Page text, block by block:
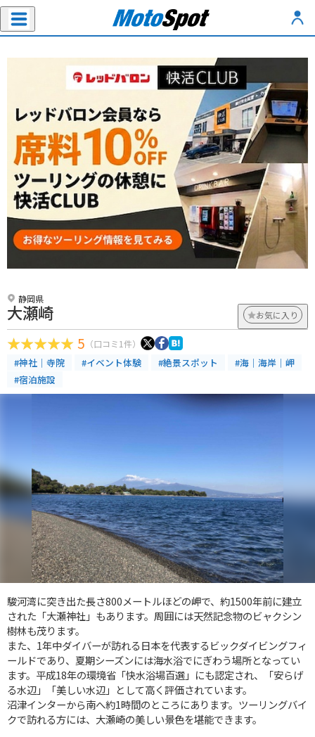
静岡県
大瀬崎 お気に入り
5 （口コミ1件）
#神社｜寺院 #イベント体験 #絶景スポット
#海｜海岸｜岬
#宿泊施設
駿河湾に突き出た長さ800メートルほどの岬で、約1500年前に建立
された「大瀬神社」もあります。周囲には天然記念物のビャクシン
樹林も茂ります。
また、1年中ダイバーが訪れる日本を代表するビックダイビングフィ
ールドであり、夏期シーズンには海水浴でにぎわう場所となってい
ます。平成18年の環境省「快水浴場百選」にも認定され、「安らげ
る水辺」「美しい水辺」として高く評価されています。
沼津インターから南へ約1時間のところにあります。ツーリングバイ
クで訪れる方には、大瀬崎の美しい景色を堪能できます。